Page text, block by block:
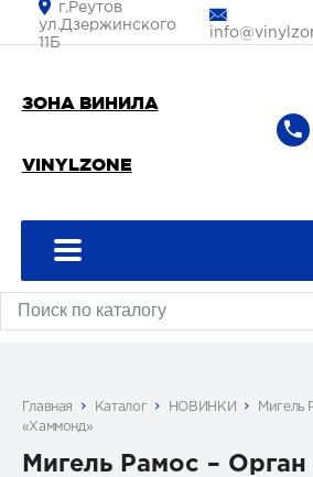
г.Реутов
ул.Дзержинского
11Б
ЗОНА ВИНИЛА
VINYLZONE
8
Главная Каталог НОВИНКИ
Мигель
«Хаммонд»
Мигель Рамос ‎–